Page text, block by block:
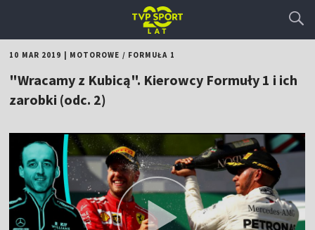
10 MAR 2019 MOTOROWE / FORMUŁA 1
"Wracamy z Kubicą". Kierowcy Formuły 1 i ich
zarobki (odc. 2)